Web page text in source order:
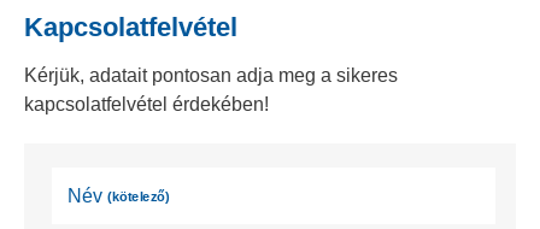
Kapcsolatfelvétel
Kérjük, adatait pontosan adja meg a sikeres
kapcsolatfelvétel érdekében!
Név (kötelező)